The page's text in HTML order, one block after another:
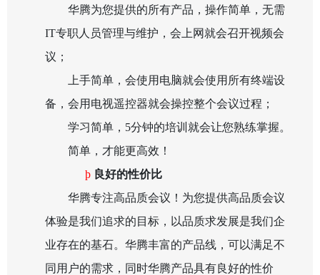
华腾为您提供的所有产品，操作简单，无需
IT专职人员管理与维护，会上网就会召开视频会
议；
上手简单，会使用电脑就会使用所有终端设
备，会用电视遥控器就会操控整个会议过程；
学习简单， 5分钟的培训就会让您熟练掌握。
简单，才能更高效！
þ 良好的性价比
华腾专注高品质会议！为您提供高品质会议
体验是我们追求的目标，以品质求发展是我们企
业存在的基石。华腾丰富的产品线，可以满足不
同用户的需求，同时华腾产品具有良好的性价